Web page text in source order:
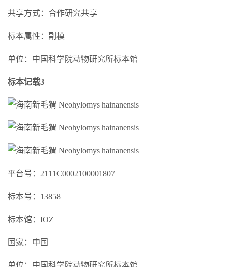
共享方式：合作研究共享
标本属性：副模
单位：中国科学院动物研究所标本馆
标本记载3
平台号：2111C0002100001807
标本号：13858
标本馆：IOZ
国家：中国
单位：中国科学院动物研究所标本馆